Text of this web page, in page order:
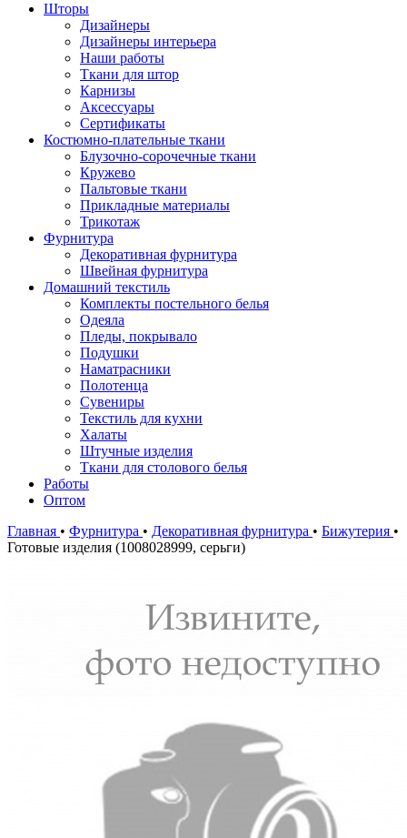
Шторы
Дизайнеры
Дизайнеры интерьера
Наши работы
Ткани для штор
Карнизы
Аксессуары
Сертификаты
Костюмно-плательные ткани
Блузочно-сорочечные ткани
Кружево
Пальтовые ткани
Прикладные материалы
Трикотаж
Фурнитура
Декоративная фурнитура
Швейная фурнитура
Домашний текстиль
Комплекты постельного белья
Одеяла
Пледы, покрывало
Подушки
Наматрасники
Полотенца
Сувениры
Текстиль для кухни
Халаты
Штучные изделия
Ткани для столового белья
Работы
Оптом
Главная • Фурнитура • Декоративная фурнитура • Бижутерия •
Готовые изделия (1008028999, серьги)